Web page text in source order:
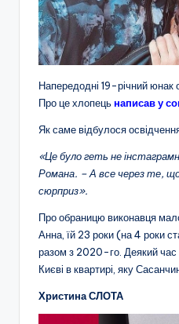
Напередодні 19-річний юнак
Про це хлопецьнаписав у
Як саме відбулося
«Це було геть не
Романа. – А все через те, що
сюрприз».
Про обраницю виконавця
Анна, їй 23 роки (на 4 роки
разом з 2020-го. Деякий час
Києві в квартирі, яку
Христина СЛОТА